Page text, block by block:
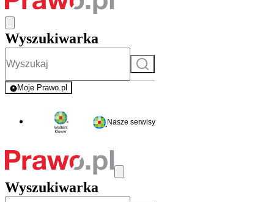
Wyszukiwarka
Szukaj
Moje Prawo.pl
- rejestracja i logowanie do serwisu
Nasze serwisy
Wyszukiwarka